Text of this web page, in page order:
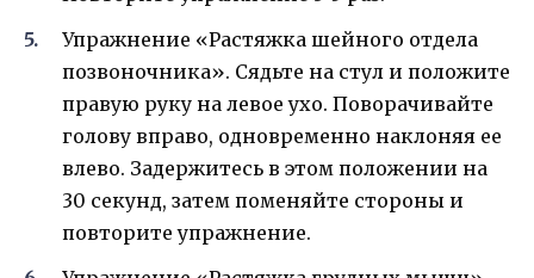
Упражнение «Растяжка шейного отдела
позвоночника». Сядьте на стул и положите
правую руку на левое ухо. Поворачивайте
голову вправо, одновременно наклоняя ее
влево. Задержитесь в этом положении на
30 секунд, затем поменяйте стороны и
повторите упражнение.